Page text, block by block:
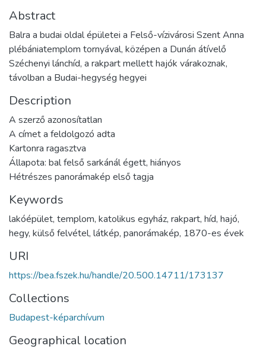
Abstract
Balra a budai oldal épületei a Felső-vízivárosi Szent Anna
plébániatemplom tornyával, középen a Dunán átívelő
Széchenyi lánchíd, a rakpart mellett hajók várakoznak,
távolban a Budai-hegység hegyei
Description
A szerző azonosítatlan
A címet a feldolgozó adta
Kartonra ragasztva
Állapota: bal felső sarkánál égett, hiányos
Hétrészes panorámakép első tagja
Keywords
lakóépület, templom, katolikus egyház, rakpart, híd, hajó,
hegy, külső felvétel, látkép, panorámakép, 1870-es évek
URI
https://bea.fszek.hu/handle/20.500.14711/173137
Collections
Budapest-képarchívum
Geographical location